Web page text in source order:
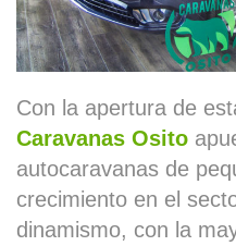
Con la apertura de
Caravanas Osito
autocaravanas de
crecimiento en el
dinamismo, con la